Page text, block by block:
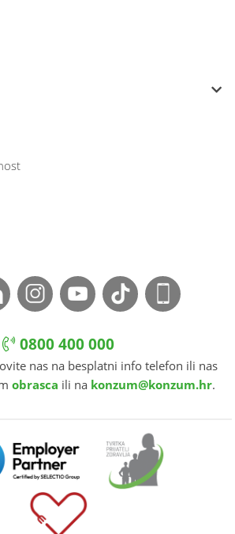
0800 400 000
nas na besplatni info telefon ili nas
obrasca ili na konzum@konzum.hr.